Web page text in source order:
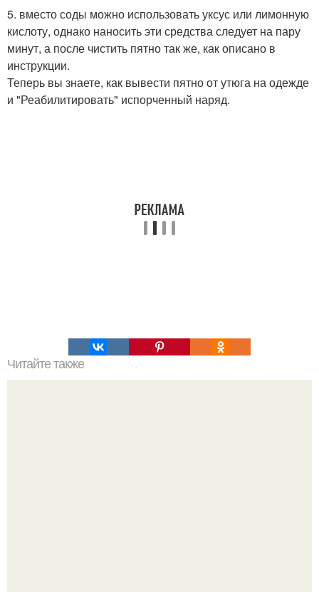
5. вместо соды можно использовать уксус или лимонную
кислоту, однако наносить эти средства следует на пару
минут, а после чистить пятно так же, как описано в
инструкции.
Теперь вы знаете, как вывести пятно от утюга на одежде
и "Реабилитировать" испорченный наряд.
Читайте также